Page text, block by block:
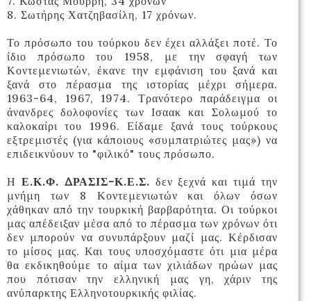
8. Σωτήρης Χατζηβασίλη, 17 χρόνων.
Το πρόσωπο του τούρκου δεν έχει αλλάξει ποτέ. Το
ίδιο πρόσωπο του 1958, με την σφαγή των
Κοντεμενιωτών, έκανε την εμφάνιση του ξανά και
ξανά στο πέρασμα της ιστορίας μέχρι σήμερα.
1963-64, 1967, 1974. Τρανότερο παράδειγμα οι
άνανδρες δολοφονίες των Ισαακ και Σολωμού το
καλοκαίρι του 1996. Είδαμε ξανά τους τούρκους
εξτρεμιστές (για κάποιους «συμπατριώτες μας») να
επιδεικνύουν το "φιλικό" τους πρόσωπο.
Η Ε.Κ.Φ. ΔΡΑΣΙΣ-Κ.Ε.Σ. δεν ξεχνά και τιμά την
μνήμη των 8 Κοντεμενιωτών και όλων όσων
χάθηκαν από την τουρκική βαρβαρότητα. Οι τούρκοι
μας απέδειξαν μέσα από το πέρασμα των χρόνων ότι
δεν μπορούν να συνυπάρξουν μαζί μας. Κέρδισαν
το μίσος μας. Και τους υποσχόμαστε ότι μια μέρα
θα εκδικηθούμε το αίμα των χιλιάδων ηρώων μας
που πότισαν την ελληνική μας γη, χάριν της
ανύπαρκτης Ελληνοτουρκικής φιλίας.